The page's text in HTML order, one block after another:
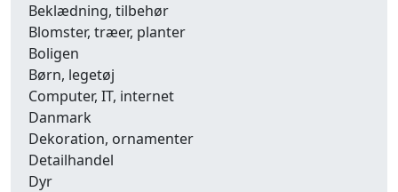
Beklædning, tilbehør
Blomster, træer, planter
Boligen
Børn, legetøj
Computer, IT, internet
Danmark
Dekoration, ornamenter
Detailhandel
Dyr